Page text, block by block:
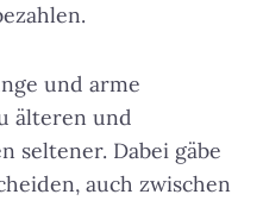
und arme
älteren und
seltener. Dabei gäbe
auch zwischen